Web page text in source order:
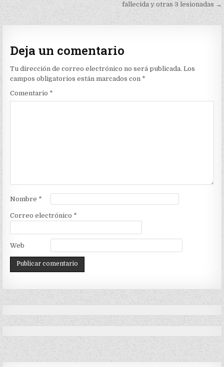
fallecida y otras 3 lesionadas →
Deja un comentario
Tu dirección de correo electrónico no será publicada. Los
campos obligatorios están marcados con *
Comentario *
Nombre *
Correo electrónico *
Web